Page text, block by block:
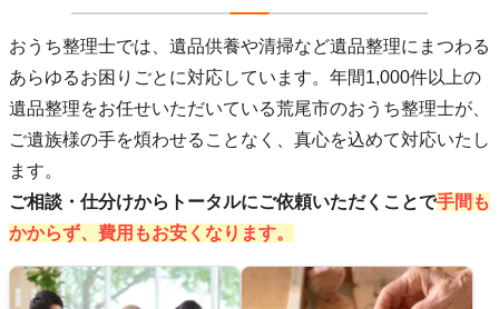
おうち整理士では、遺品供養や清掃など遺品整理にまつわる
あらゆるお困りごとに対応しています。年間1,000件以上の
遺品整理をお任せいただいている荒尾市のおうち整理士が、
ご遺族様の手を煩わせることなく、真心を込めて対応いたし
ます。
ご相談・仕分けからトータルにご依頼いただくことで手間も
かからず、費用もお安くなります。